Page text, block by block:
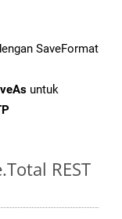
SaveFormat
untuk
REST